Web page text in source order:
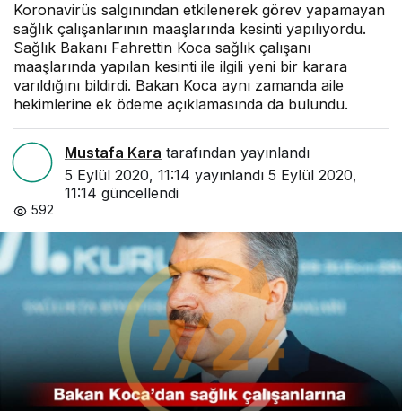
Koronavirüs salgınından etkilenerek görev yapamayan
sağlık çalışanlarının maaşlarında kesinti yapılıyordu.
Sağlık Bakanı Fahrettin Koca sağlık çalışanı
maaşlarında yapılan kesinti ile ilgili yeni bir karara
varıldığını bildirdi. Bakan Koca aynı zamanda aile
hekimlerine ek ödeme açıklamasında da bulundu.
Mustafa Kara tarafından yayınlandı
5 Eylül 2020, 11:14 yayınlandı 5 Eylül 2020,
11:14 güncellendi
592